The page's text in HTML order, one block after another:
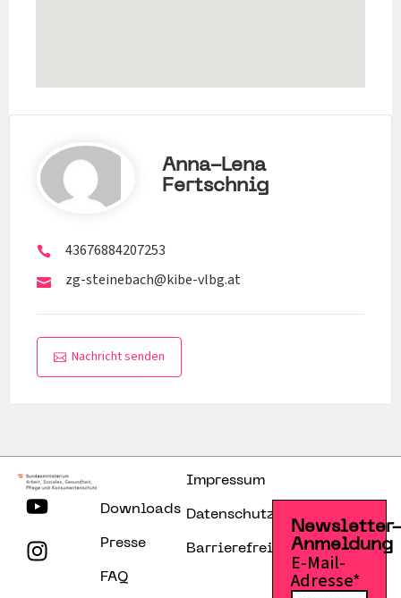
Anna-Lena
Fertschnig
43676884207253
zg-steinebach@kibe-vlbg.at
Nachricht senden
Downloads
Presse
FAQ
Impressum
Datenschutzerklärung
Barrierefreiheitserklärung
Anmeldung
E-Mail-
Adresse*